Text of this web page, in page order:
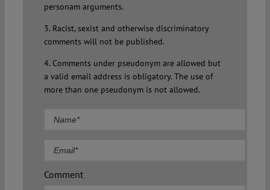
personam arguments.
3. Racist, sexist and otherwise discriminatory
comments will not be published.
4. Comments under pseudonym are allowed but
a valid email address is obligatory. The use of
more than one pseudonym is not allowed.
Comment